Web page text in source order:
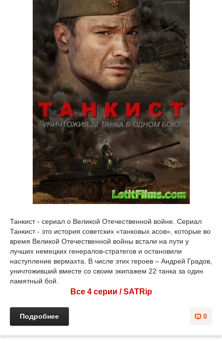
Танкист - сериал о Великой Отечественной войне. Сериал
Танкист - это история советских «танковых асов», которые во
время Великой Отечественной войны встали на пути у
лучших немецких генералов-стратегов и остановили
наступление вермахта. В числе этих героев – Андрей Градов,
уничтоживший вместе со своим экипажем 22 танка за один
памятный бой.
Все 4 серии / SATRip
0
Подробнее